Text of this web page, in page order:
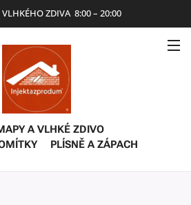
VLHKÉHO ZDIVA 8:00 – 20:00
A VLHKÉ ZDIVO
🔍 PLÍSNĚ A ZÁPACH